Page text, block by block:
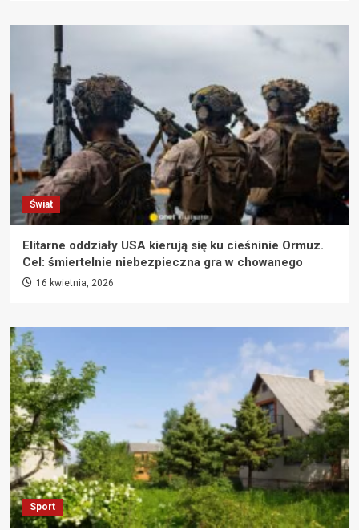
Świat
Elitarne oddziały USA kierują się ku cieśninie Ormuz.
Cel: śmiertelnie niebezpieczna gra w chowanego
16 kwietnia, 2026
Sport